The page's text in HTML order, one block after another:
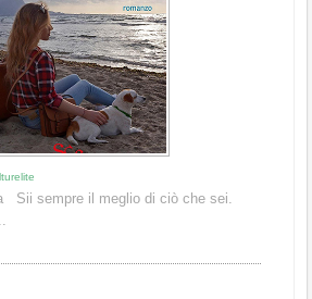
Sii sempre il meglio di ciò che sei.